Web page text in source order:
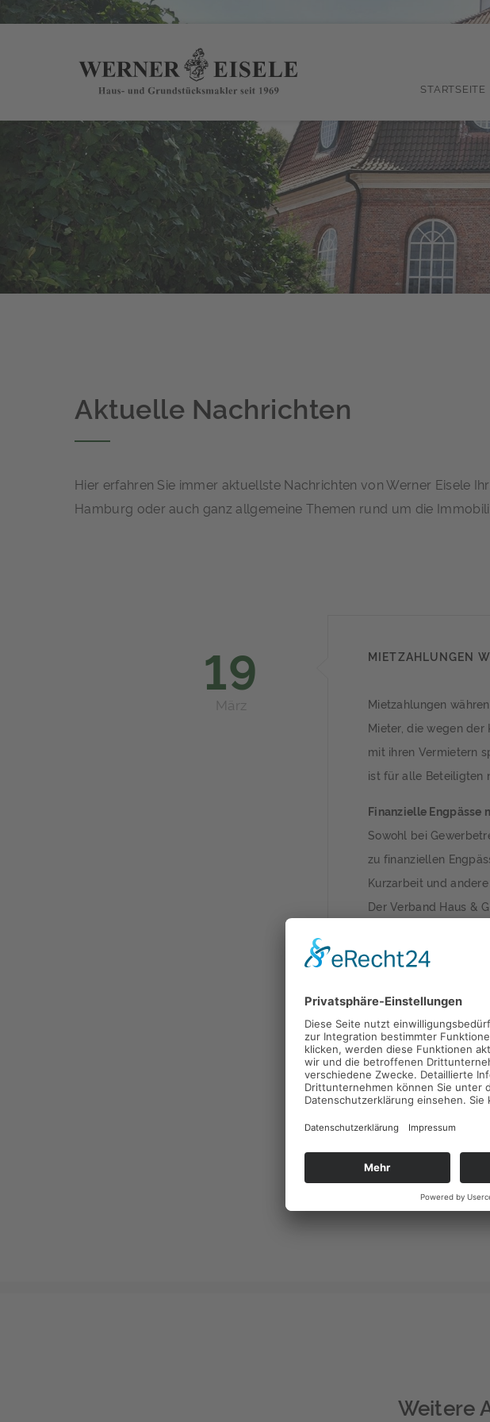
STARTSEITE
Aktuelle Nachrichten
Hier erfahren Sie immer aktuellste Nachrichten von Werner Eisele
Hamburg oder auch ganz allgemeine Themen rund um die
19
März
MIETZAHLUNGEN
Mietzahlungen
Mieter, die wegen
mit ihren Vermietern
ist für alle Beteiligten
Finanzielle Engpässe
Sowohl bei
zu finanziellen
Kurzarbeit und
Der Verband Haus &
dem Vermieter in
Fall sollten Mieter die
Auf Twitter hat das
die Infolge der
Verlust ihrer Wohnung
Vonovia bieten
müssten in diesen
Eigentümerverband
Weitere